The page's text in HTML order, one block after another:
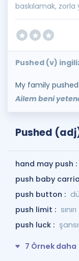
baskılamak, zorla
Pushed (v)
My family
Ailem beni
Pushed
hand may push :
push baby
push button :
push limit :
push luck :
7 Örnek daha